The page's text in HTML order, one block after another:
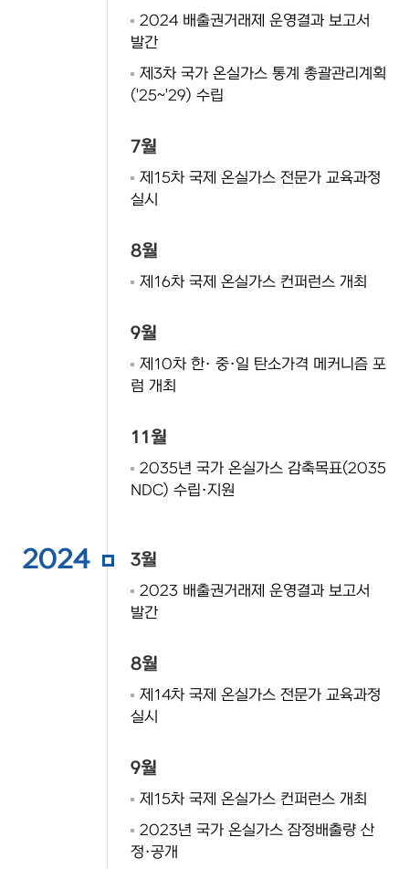
2024 배출권거래제 운영결과 보고서
발간
제3차 국가 온실가스 통계 총괄관리계획
('25~'29) 수립
7월
제15차 국제 온실가스 전문가 교육과정
실시
8월
제16차 국제 온실가스 컨퍼런스 개최
9월
제10차 한· 중·일 탄소가격 메커니즘 포
럼 개최
11월
2035년 국가 온실가스 감축목표(2035
NDC) 수립·지원
2024 3월
2023 배출권거래제 운영결과 보고서
발간
8월
제14차 국제 온실가스 전문가 교육과정
실시
9월
제15차 국제 온실가스 컨퍼런스 개최
2023년 국가 온실가스 잠정배출량 산
정·공개